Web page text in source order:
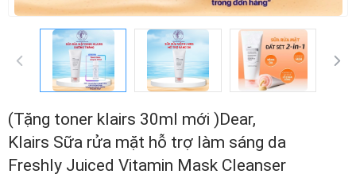
(Tặng toner klairs 30ml mới )Dear,
Klairs Sữa rửa mặt hỗ trợ làm sáng da
Freshly Juiced Vitamin Mask Cleanser